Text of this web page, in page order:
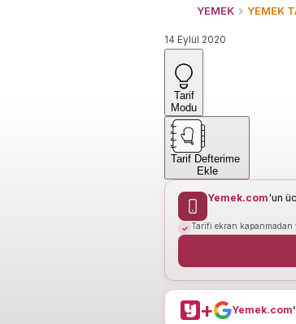
YEMEK YEMEK
14 Eylül 2020
Tarif
Modu
Tarif Defterime
Ekle
Yemek.com'un
Tarifi ekran kapanmadan
+ Yemek.com